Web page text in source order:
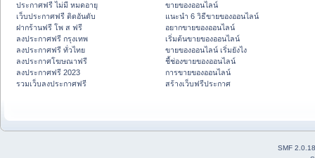
ประกาศฟรี ไม่มี หมดอายุ
เว็บประกาศฟรี ติดอันดับ
ฝากร้านฟรี โพ ส ฟรี
ลงประกาศฟรี กรุงเทพ
ลงประกาศฟรี ทั่วไทย
ลงประกาศโฆษณาฟรี
ลงประกาศฟรี 2023
รวมเว็บลงประกาศฟรี
ขายของออนไลน์
แนะนำ 6 วิธีขายของออนไลน์
อยากขายของออนไลน์
เริ่มต้นขายของออนไลน์
ขายของออนไลน์ เริ่มยังไง
ชี้ช่องขายของออนไลน์
การขายของออนไลน์
สร้างเว็บฟรีประกาศ
SMF 2.0.18